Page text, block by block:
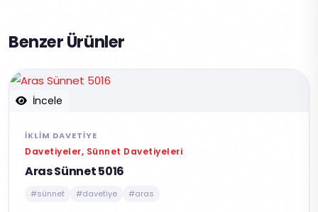
Benzer Ürünler
İncele
İKLIM DAVETIYE
Davetiyeler, Sünnet Davetiyeleri
Aras Sünnet 5016
#sünnet #davetiye #aras